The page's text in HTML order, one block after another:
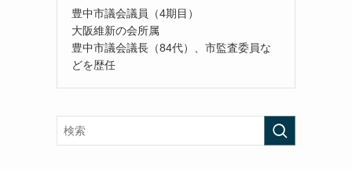
豊中市議会議員（4期目）
大阪維新の会所属
豊中市議会議長（84代）、市監査委員な
どを歴任